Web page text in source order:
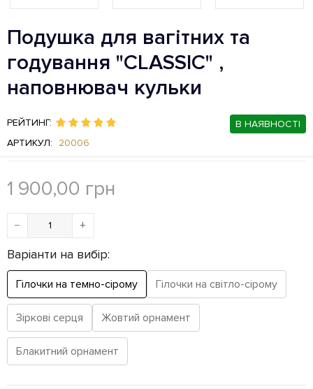
Подушка для вагітних та
годування "CLASSIC" ,
наповнювач кульки
РЕЙТИНГ:
В НАЯВНОСТІ
АРТИКУЛ:
20006
1 900,00 грн
− +
Варіанти на вибір:
Гілочки на темно-сірому Гілочки на світло-сірому
Зіркові серця Жовтий орнамент
Блакитний орнамент